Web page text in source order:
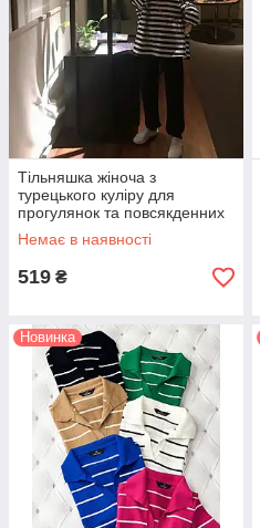
Тільняшка жіноча з
турецького куліру для
прогулянок та повсякденних
образів, комфортна та
стильна
Немає в наявності
519 ₴
Новинка